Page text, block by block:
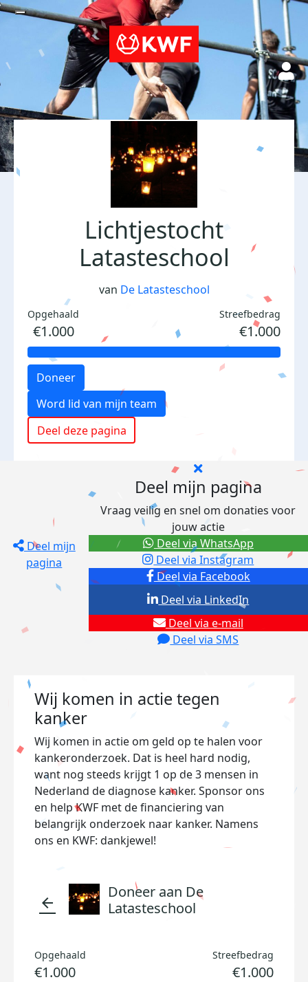
Lichtjestocht
Latasteschool
van De Latasteschool
Opgehaald
€1.000
Streefbedrag
€1.000
Doneer
Word lid van mijn team
Deel deze pagina
Deel mijn
pagina
Deel mijn pagina
Vraag veilig en snel om donaties voor
jouw actie
Deel via Facebook
Deel via Instagram
Deel via e-mail
Deel via SMS
Deel via LinkedIn
Deel via WhatsApp
Wij komen in actie tegen
kanker
Wij komen in actie om geld op te halen voor
kankeronderzoek. Dat is heel hard nodig,
want nog steeds krijgt 1 op de 3 mensen in
Nederland de diagnose kanker. Sponsor ons
en help KWF met de financiering van
belangrijk onderzoek naar kanker. Namens
ons en KWF: dankjewel!
arrow_back
Doneer aan De
Latasteschool
Opgehaald
€1.000
Streefbedrag
€1.000